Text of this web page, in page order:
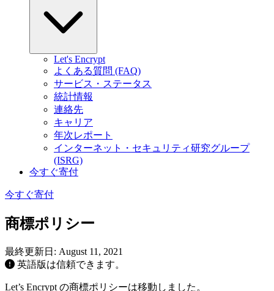
Let's Encrypt
よくある質問 (FAQ)
サービス・ステータス
統計情報
連絡先
キャリア
年次レポート
インターネット・セキュリティ研究グループ
(ISRG)
今すぐ寄付
今すぐ寄付
商標ポリシー
最終更新日: August 11, 2021
英語版は信頼できます。
Let’s Encrypt の商標ポリシーは移動しました。